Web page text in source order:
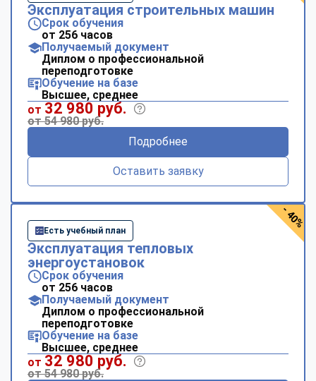
Эксплуатация строительных машин
Срок обучения
от 256 часов
Получаемый документ
Диплом о профессиональной
переподготовке
Обучение на базе
Высшее, среднее
от 32 980 руб.
от 54 980 руб.
Подробнее
Оставить заявку
Есть учебный план
Эксплуатация тепловых
энергоустановок
Срок обучения
от 256 часов
Получаемый документ
Диплом о профессиональной
переподготовке
Обучение на базе
Высшее, среднее
от 32 980 руб.
от 54 980 руб.
- 40%
ChatApp
online